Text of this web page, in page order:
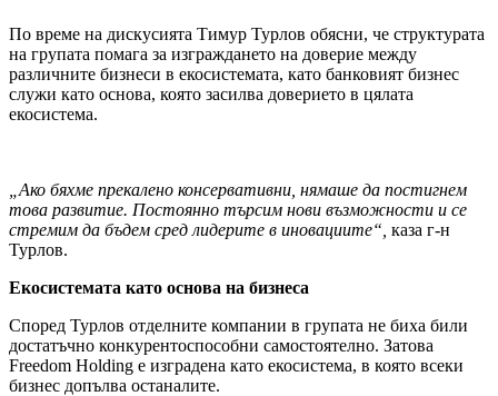
По време на дискусията Тимур Турлов обясни, че структурата
на групата помага за изграждането на доверие между
различните бизнеси в екосистемата, като банковият бизнес
служи като основа, която засилва доверието в цялата
екосистема.
„Ако бяхме прекалено консервативни, нямаше да постигнем
това развитие. Постоянно търсим нови възможности и се
стремим да бъдем сред лидерите в иновациите“, каза г-н
Турлов.
Екосистемата като основа на бизнеса
Според Турлов отделните компании в групата не биха били
достатъчно конкурентоспособни самостоятелно. Затова
Freedom Holding е изградена като екосистема, в която всеки
бизнес допълва останалите.